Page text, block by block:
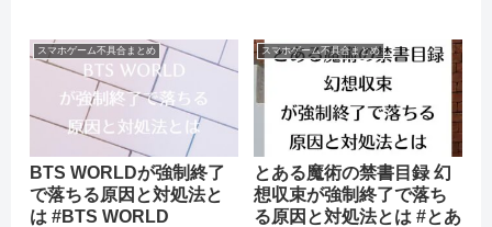
スマホゲーム不具合まとめ
BTS WORLDが強制終了
で落ちる原因と対処法と
は #BTS WORLD
スマホゲーム不具合まとめ
とある魔術の禁書目録 幻
想収束が強制終了で落ち
る原因と対処法とは #とあ